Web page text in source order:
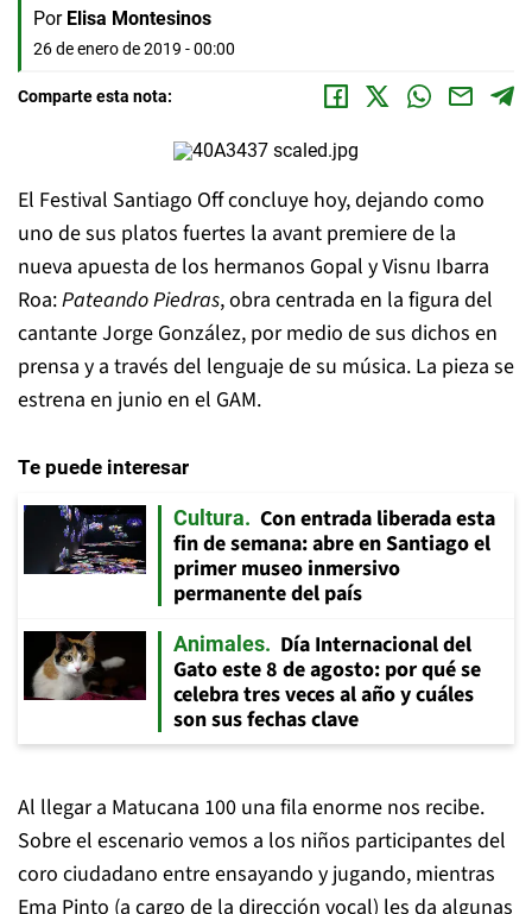
Por Elisa Montesinos
26 de enero de 2019 - 00:00
Comparte esta nota:
El Festival Santiago Off concluye hoy, dejando como
uno de sus platos fuertes la avant premiere de la
nueva apuesta de los hermanos Gopal y Visnu Ibarra
Roa:Pateando Piedras, obra centrada en la figura del
cantante Jorge González, por medio de sus dichos en
prensa y a través del lenguaje de su música. La pieza se
estrena en junio en el GAM.
Te puede interesar
Cultura
Con entrada liberada esta
fin de semana: abre en Santiago el
primer museo inmersivo
permanente del país
Animales
Día Internacional del
Gato este 8 de agosto: por qué se
celebra tres veces al año y cuáles
son sus fechas clave
Al llegar a Matucana 100 una fila enorme nos recibe.
Sobre el escenario vemos a los niños participantes del
coro ciudadano entre ensayando y jugando, mientras
Ema Pinto (a cargo de la dirección vocal) les da algunas